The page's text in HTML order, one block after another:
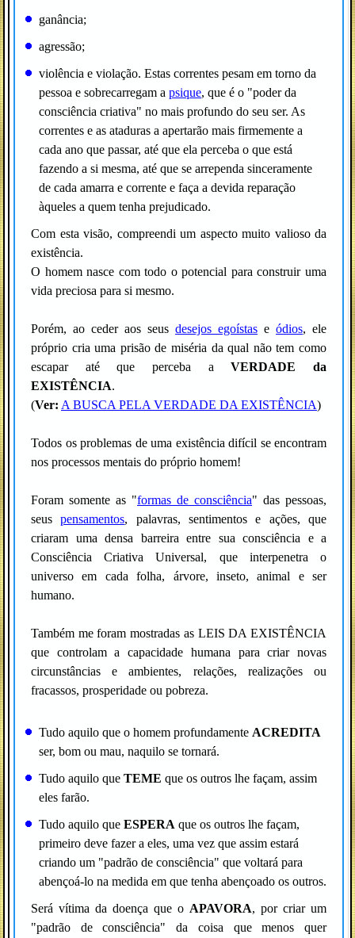
ganância;
agressão;
violência e violação. Estas correntes pesam em torno da
pessoa e sobrecarregam a psique, que é o "poder da
consciência criativa" no mais profundo do seu ser. As
correntes e as ataduras a apertarão mais firmemente a
cada ano que passar, até que ela perceba o que está
fazendo a si mesma, até que se arrependa sinceramente
de cada amarra e corrente e faça a devida reparação
àqueles a quem tenha prejudicado.
Com esta visão, compreendi um aspecto muito valioso da
existência.
O homem nasce com todo o potencial para construir uma
vida preciosa para si mesmo.
Porém, ao ceder aos seus desejos egoístas e ódios, ele
próprio cria uma prisão de miséria da qual não tem como
escapar até que perceba aVERDADE da
EXISTÊNCIA.
(Ver: A BUSCA PELA VERDADE DA EXISTÊNCIA)
Todos os problemas de uma existência difícil se encontram
nos processos mentais do próprio homem!
Foram somente as "formas de consciência" das pessoas,
seuspensamentos, palavras, sentimentos e ações, que
criaram uma densa barreira entre sua consciência e a
Consciência Criativa Universal, que interpenetra o
universo em cada folha, árvore, inseto, animal e ser
humano.
Também me foram mostradas as LEIS DA EXISTÊNCIA
que controlam a capacidade humana para criar novas
circunstâncias e ambientes, relações, realizações ou
fracassos, prosperidade ou pobreza.
Tudo aquilo que o homem profundamente ACREDITA
ser, bom ou mau, naquilo se tornará.
Tudo aquilo que TEME que os outros lhe façam, assim
eles farão.
Tudo aquilo que ESPERA que os outros lhe façam,
primeiro deve fazer a eles, uma vez que assim estará
criando um "padrão de consciência" que voltará para
abençoá-lo na medida em que tenha abençoado os outros.
Será vítima da doença que o APAVORA, por criar um
"padrão de consciência" da coisa que menos quer